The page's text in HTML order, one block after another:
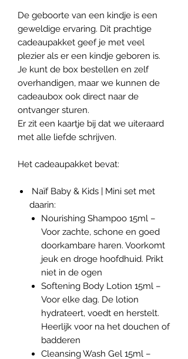
De geboorte van een kindje is een
geweldige ervaring. Dit prachtige
cadeaupakket geef je met veel
plezier als er een kindje geboren is.
Je kunt de box bestellen en zelf
overhandigen, maar we kunnen de
cadeaubox ook direct naar de
ontvanger sturen.
Er zit een kaartje bij dat we uiteraard
met alle liefde schrijven.
Het cadeaupakket bevat:
Naïf Baby & Kids | Mini set met
daarin:
Nourishing Shampoo 15ml –
Voor zachte, schone en goed
doorkambare haren. Voorkomt
jeuk en droge hoofdhuid. Prikt
niet in de ogen
Softening Body Lotion 15ml –
Voor elke dag. De lotion
hydrateert, voedt en herstelt.
Heerlijk voor na het douchen of
badderen
Cleansing Wash Gel 15ml –